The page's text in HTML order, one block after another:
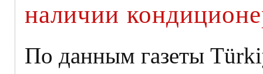
наличии
По данным газеты